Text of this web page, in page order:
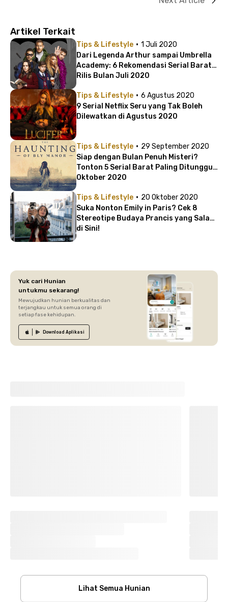
Artikel Terkait
Tips & Lifestyle · 1 Juli 2020
Dari Legenda Arthur sampai Umbrella
Academy: 6 Rekomendasi Serial Barat
Rilis Bulan Juli 2020
Tips & Lifestyle · 6 Agustus 2020
9 Serial Netflix Seru yang Tak Boleh
Dilewatkan di Agustus 2020
Tips & Lifestyle · 29 September 2020
Siap dengan Bulan Penuh Misteri?
Tonton 5 Serial Barat Paling Ditunggu
Oktober 2020
Tips & Lifestyle · 20 Oktober 2020
Suka Nonton Emily in Paris? Cek 8
Stereotipe Budaya Prancis yang Salah
di Sini!
Yuk cari Hunian
untukmu sekarang!
Mewujudkan hunian berkualitas dan
terjangkau untuk semua orang di
setiap fase kehidupan.
Download Aplikasi
Lihat Semua Hunian